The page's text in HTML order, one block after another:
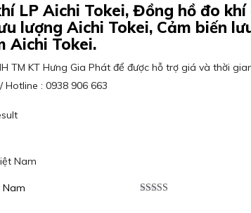
LP Aichi Tokei, Đồng hồ đo
lượng Aichi Tokei, Cảm biến
Aichi Tokei.
TM KT Hưng Gia Phát để được hỗ trợ giá và thời
Hotline : 0938 906 663
Nam